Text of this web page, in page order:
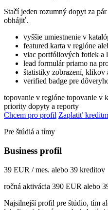
Stačí jeden rozumný dopyt za
obhájiť.
vyššie umiestnenie v
featured karta v regióne
viac portfóliových fotiek a
lead formulár priamo na
štatistiky zobrazení, klikov
verified badge pre
topovanie v regióne topovanie v
priority dopyty a reporty
Chcem pro profil Zaplatiť
Pre štúdiá a tímy
Business profil
39 EUR / mes. alebo 39 kreditov
ročná aktivácia 390 EUR alebo
Najsilnejší profil pre štúdio, tím